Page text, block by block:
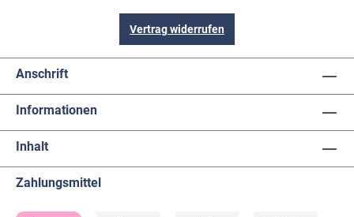
Vertrag widerrufen
Anschrift
Informationen
Inhalt
Zahlungsmittel